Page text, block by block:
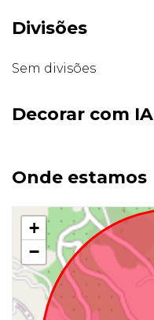
Divisões
Sem divisões
Decorar com IA
Onde estamos
+
−